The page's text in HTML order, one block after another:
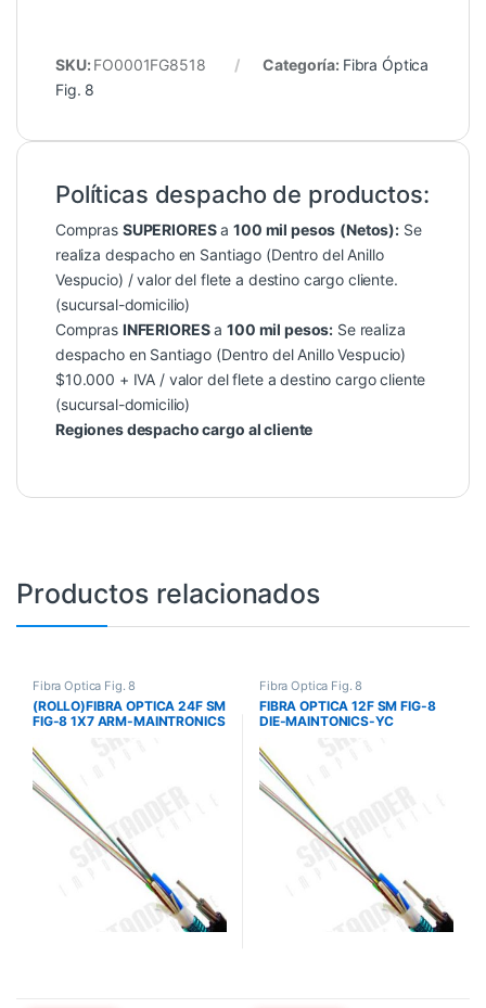
SKU: FO0001FG8518 Categoría: Fibra Óptica
Fig. 8
Políticas despacho de productos:
Compras SUPERIORESa100 mil pesos (Netos): Se
realiza despacho en Santiago (Dentro del Anillo
Vespucio) / valor del flete a destino cargo cliente.
(sucursal-domicilio)
Compras INFERIORESa100 mil pesos: Se realiza
despacho en Santiago (Dentro del Anillo Vespucio)
$10.000 + IVA / valor del flete a destino cargo cliente
(sucursal-domicilio)
Regiones despacho cargo al cliente
Productos relacionados
Fibra Óptica Fig. 8
(ROLLO)FIBRA OPTICA 24F SM
FIG-8 1X7 ARM-MAINTRONICS
Fibra Óptica Fig. 8
FIBRA OPTICA 12F SM FIG-8
DIE-MAINTONICS-YC